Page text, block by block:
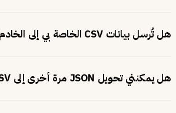
هل تُرسل بيانات CSV الخاصة بي إلى الخادم؟
هل يمكنني تحويل JSON مرة أخرى إلى CSV؟